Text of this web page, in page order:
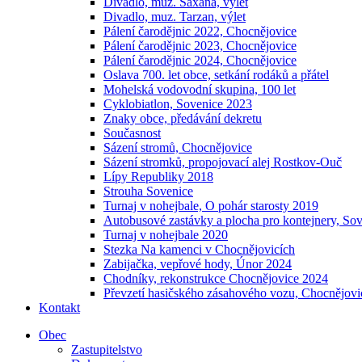
Divadlo, muz. Tarzan, výlet
Pálení čarodějnic 2022, Chocnějovice
Pálení čarodějnic 2023, Chocnějovice
Pálení čarodějnic 2024, Chocnějovice
Oslava 700. let obce, setkání rodáků a přátel
Mohelská vodovodní skupina, 100 let
Cyklobiatlon, Sovenice 2023
Znaky obce, předávání dekretu
Současnost
Sázení stromů, Chocnějovice
Sázení stromků, propojovací alej Rostkov-Ouč
Lípy Republiky 2018
Strouha Sovenice
Turnaj v nohejbale, O pohár starosty 2019
Autobusové zastávky a plocha pro kontejnery,
Turnaj v nohejbale 2020
Stezka Na kamenci v Chocnějovicích
Zabijačka, vepřové hody, Únor 2024
Chodníky, rekonstrukce Chocnějovice 2024
Převzetí hasičského zásahového vozu,
Kontakt
Obec
Zastupitelstvo